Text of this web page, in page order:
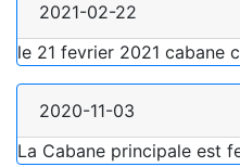
2021-02-22
le 21 fevrier 2021 cabane
2020-11-03
La Cabane principale est